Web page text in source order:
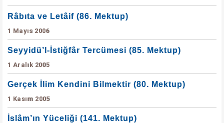
Râbıta ve Letâif (86. Mektup)
1 Mayıs 2006
Seyyidü’l-İstiğfâr Tercümesi (85. Mektup)
1 Aralık 2005
Gerçek İlim Kendini Bilmektir (80. Mektup)
1 Kasım 2005
İslâm’ın Yüceliği (141. Mektup)